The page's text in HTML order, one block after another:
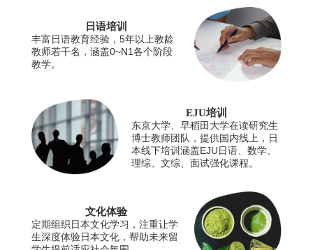
日语培训
丰富日语教育经验，5年以上教龄
教师若干名，涵盖0~N1各个阶段
教学。
EJU培训
东京大学、早稻田大学在读研究生
博士教师团队，提供国内线上，日
本线下培训涵盖EJU日语、数学、
理综、文综、面试强化课程。
文化体验
定期组织日本文化学习，注重让学
生深度体验日本文化，帮助未来留